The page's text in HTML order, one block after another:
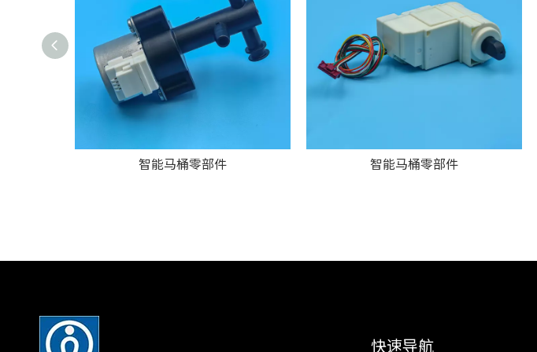
智能马桶零部件 智能马桶零部件
快速导航